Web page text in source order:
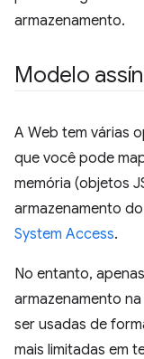
armazenamento.
Modelo
A Web tem várias
que você pode
memória (objetos
armazenamento
System Access.
No entanto,
armazenamento
ser usadas de
mais limitadas em